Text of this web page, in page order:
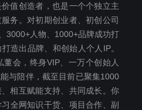
值创造者，也是一个个独立主
务。对初期创业者、初创公司
3000+人物、1000+品牌成功打
造出品牌、和创始人个人IP。
会，终身VIP、一万个创始人
与陪伴，截至目前已聚集1000
相互赋能支持、共同成长。你
全网知识干货、项目合作、副